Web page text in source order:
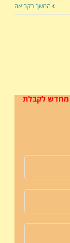
המשך בקריאה
לקבלת